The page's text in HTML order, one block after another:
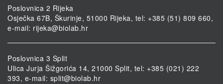
Poslovnica 2 Rijeka
Osječka 67B, Škurinje, 51000 Rijeka, tel: +385 (51) 809 660,
e-mail: rijeka@biolab.hr
Poslovnica 3 Split
Ulica Jurja Šižgorića 14, 21000 Split, tel: +385 (021) 222
393, e-mail: split@biolab.hr